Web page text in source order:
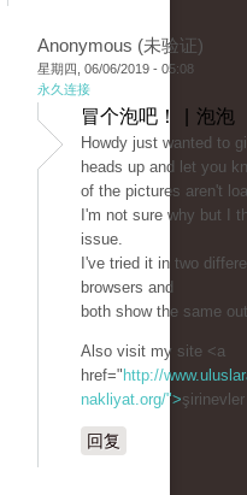
Anonymous (未验证)
星期四, 06/06/2019 - 05:08
永久连接
冒个泡吧！ | 泡泡
Howdy just wanted to
heads up and let you
of the pictures aren't
I'm not sure why but I
issue.
I've tried it in two
browsers and
both show the same
Also visit my site <a
href=" http://
nakliyat.org/">
回复